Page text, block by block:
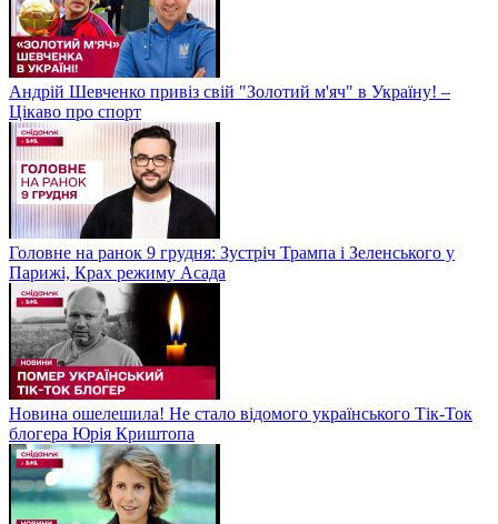
Андрій Шевченко привіз свій "Золотий м'яч" в Україну! –
Цікаво про спорт
Головне на ранок 9 грудня: Зустріч Трампа і Зеленського у
Парижі, Крах режиму Асада
Новина ошелешила! Не стало відомого українського Тік-Ток
блогера Юрія Криштопа